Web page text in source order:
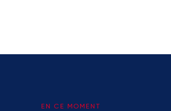
EN CE MOMENT